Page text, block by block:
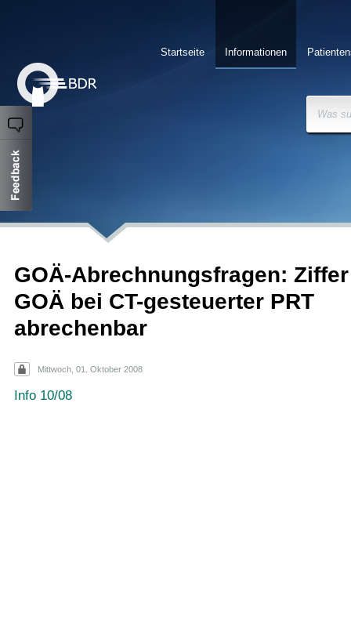
Informationen
Startseite
Was
GOÄ-Abrechnungsfragen:
GOÄ bei CT-gesteuerter PRT
abrechenbar
Mittwoch, 01. Oktober 2008
Info 10/08